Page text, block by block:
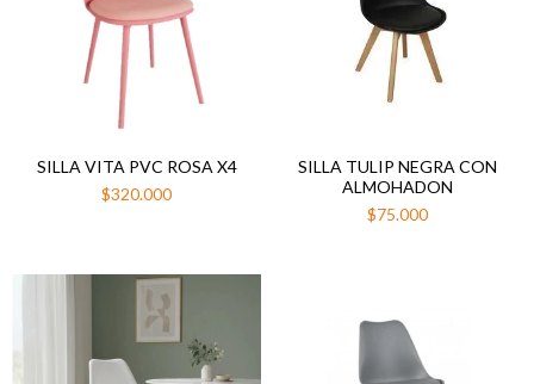
SILLA VITA PVC ROSA X4
$320.000
SILLA TULIP NEGRA CON
ALMOHADON
$75.000